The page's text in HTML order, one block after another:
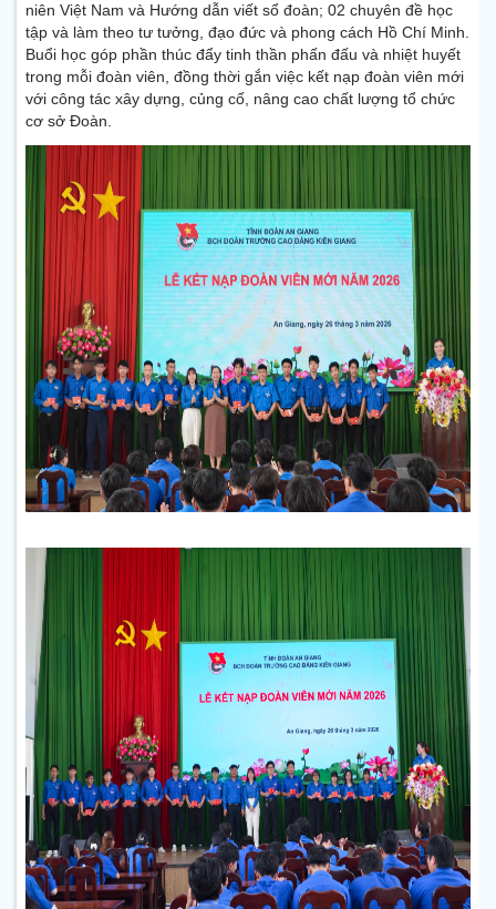
niên Việt Nam và Hướng dẫn viết sổ đoàn; 02 chuyên đề học
tập và làm theo tư tưởng, đạo đức và phong cách Hồ Chí Minh.
Buổi học góp phần thúc đẩy tinh thần phấn đấu và nhiệt huyết
trong mỗi đoàn viên, đồng thời gắn việc kết nạp đoàn viên mới
với công tác xây dựng, củng cố, nâng cao chất lượng tổ chức
cơ sở Đoàn.